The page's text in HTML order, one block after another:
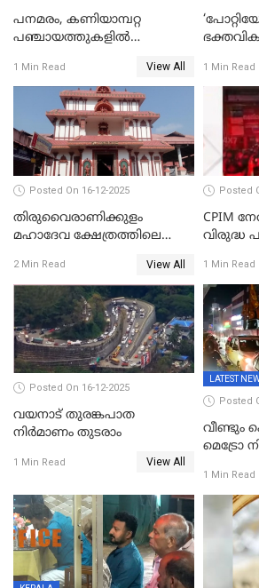
പനമരം, കണിയാമ്പറ്റ
പഞ്ചായത്തുകളിൽ
സ്ഥാപനങ്ങൾക്ക് അവധി
1 Min Read View All
നടപടി
1 Min Read
Posted On 16-12-2025
തിരുവൈരാണിക്കുളം
മഹാദേവ ക്ഷേത്രത്തിലെ
ജനുവരി 2 ന് തുടക്കമാകും
2 Min Read View All
Posted
CPIM
വിരുദ്ധ
1 Min Read
Posted On 16-12-2025
വയനാട് തുരങ്കപാത
നിർമാണം തുടരാം
1 Min Read View All
LATEST
Posted
വീണ്ടും
മെട്രോ
കലൂർ
1 Min Read